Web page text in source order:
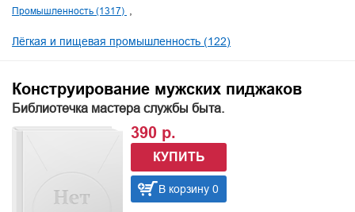
Промышленность (1317)
Лёгкая и пищевая промышленность (122)
Конструирование мужских пиджаков
Библиотечка мастера службы быта.
390 р.
КУПИТЬ
В корзину 0